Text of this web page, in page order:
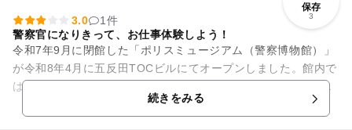
保存
3
3.0
1件
警察官になりきって、お仕事体験しよう！
令和7年9月に閉館した「ポリスミュージアム（警察博物館）」
が令和8年4月に五反田TOCビルにてオープンしました。館内で
は、日本警察の歴史が分かる資料の展示や、警視庁が日々行っ
続きをみる